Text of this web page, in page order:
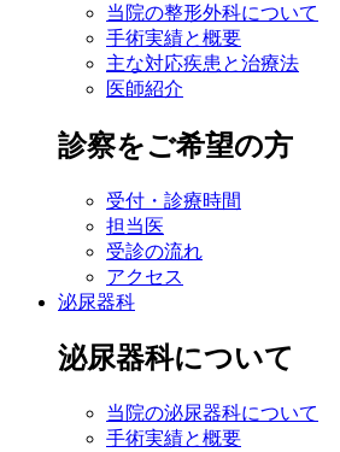
当院の整形外科について
手術実績と概要
主な対応疾患と治療法
医師紹介
診察をご希望の方
受付・診療時間
担当医
受診の流れ
アクセス
泌尿器科
泌尿器科について
当院の泌尿器科について
手術実績と概要